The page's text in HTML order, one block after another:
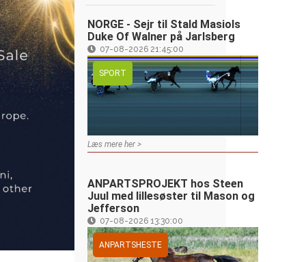
NORGE - Sejr til Stald Masiols
Duke Of Walner på Jarlsberg
07-08-2026 21:45:00
SPORT
Læs mere her >
ANPARTSPROJEKT hos Steen
Juul med lillesøster til Mason og
Jefferson
07-08-2026 13:30:00
ANPARTSHESTE